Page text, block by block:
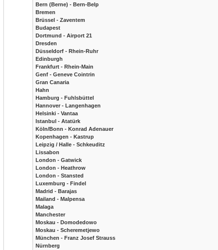
Bern (Berne) - Bern-Belp
Bremen
Brüssel - Zaventem
Budapest
Dortmund - Airport 21
Dresden
Düsseldorf - Rhein-Ruhr
Edinburgh
Frankfurt - Rhein-Main
Genf - Geneve Cointrin
Gran Canaria
Hahn
Hamburg - Fuhlsbüttel
Hannover - Langenhagen
Helsinki - Vantaa
Istanbul - Atatürk
Köln/Bonn - Konrad Adenauer
Kopenhagen - Kastrup
Leipzig / Halle - Schkeuditz
Lissabon
London - Gatwick
London - Heathrow
London - Stansted
Luxemburg - Findel
Madrid - Barajas
Mailand - Malpensa
Malaga
Manchester
Moskau - Domodedowo
Moskau - Scheremetjewo
München - Franz Josef Strauss
Nürnberg